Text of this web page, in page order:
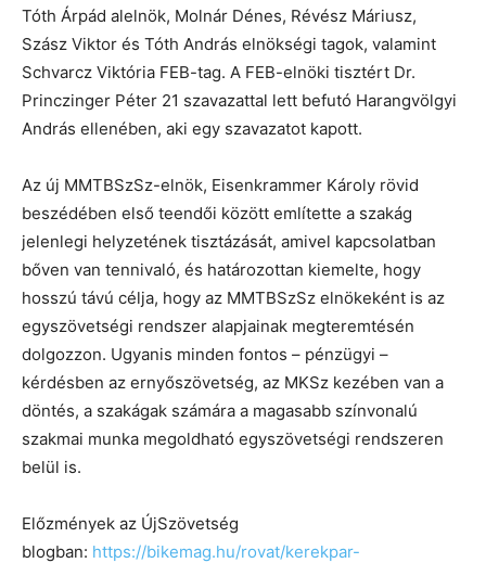
Tóth Árpád alelnök, Molnár Dénes, Révész Máriusz,
Szász Viktor és Tóth András elnökségi tagok, valamint
Schvarcz Viktória FEB-tag. A FEB-elnöki tisztért Dr.
Princzinger Péter 21 szavazattal lett befutó Harangvölgyi
András ellenében, aki egy szavazatot kapott.
Az új MMTBSzSz-elnök, Eisenkrammer Károly rövid
beszédében első teendői között említette a szakág
jelenlegi helyzetének tisztázását, amivel kapcsolatban
bőven van tennivaló, és határozottan kiemelte, hogy
hosszú távú célja, hogy az MMTBSzSz elnökeként is az
egyszövetségi rendszer alapjainak megteremtésén
dolgozzon. Ugyanis minden fontos – pénzügyi –
kérdésben az ernyőszövetség, az MKSz kezében van a
döntés, a szakágak számára a magasabb színvonalú
szakmai munka megoldható egyszövetségi rendszeren
belül is.
Előzmények az ÚjSzövetség
blogban: https://bikemag.hu/rovat/kerekpar-